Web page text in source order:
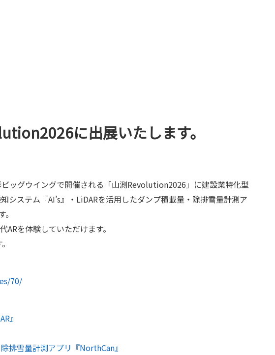
に出展いたします。
ッグウイングで開催される「山測Revolution2026」に建設業特化型
システム『AI’s』・LiDARを活用したダンプ積載量・除排雪量計測ア
を体験していただけます。
70/
』
排雪量計測アプリ『NorthCan』